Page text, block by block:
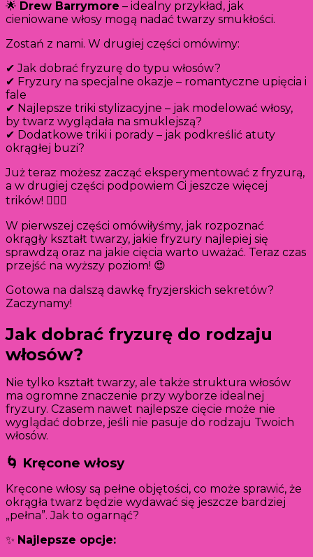
🌟 Drew Barrymore – idealny przykład, jak
cieniowane włosy mogą nadać twarzy smukłości.
Zostań z nami. W drugiej części omówimy:
✔ Jak dobrać fryzurę do typu włosów?
✔ Fryzury na specjalne okazje – romantyczne upięcia i
fale
✔ Najlepsze triki stylizacyjne – jak modelować włosy,
by twarz wyglądała na smuklejszą?
✔ Dodatkowe triki i porady – jak podkreślić atuty
okrągłej buzi?
Już teraz możesz zacząć eksperymentować z fryzurą,
a w drugiej części podpowiem Ci jeszcze więcej
trików! 💇‍♀️✨
W pierwszej części omówiłyśmy, jak rozpoznać
okrągły kształt twarzy, jakie fryzury najlepiej się
sprawdzą oraz na jakie cięcia warto uważać. Teraz czas
przejść na wyższy poziom! 😍
Gotowa na dalszą dawkę fryzjerskich sekretów?
Zaczynamy!
Jak dobrać fryzurę do rodzaju
włosów?
Nie tylko kształt twarzy, ale także struktura włosów
ma ogromne znaczenie przy wyborze idealnej
fryzury. Czasem nawet najlepsze cięcie może nie
wyglądać dobrze, jeśli nie pasuje do rodzaju Twoich
włosów.
🌀 Kręcone włosy
Kręcone włosy są pełne objętości, co może sprawić, że
okrągła twarz będzie wydawać się jeszcze bardziej
„pełna”. Jak to ogarnąć?
✨ Najlepsze opcje: